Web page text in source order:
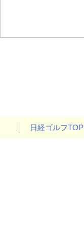
日経ゴルフTOP